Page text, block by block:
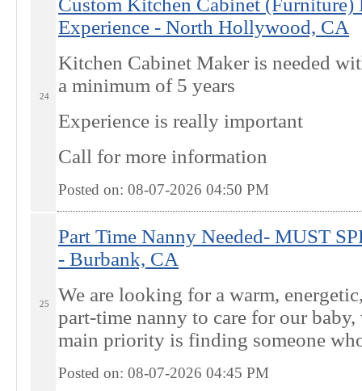
24
Custom Kitchen Cabinet (Furniture)
Experience - North Hollywood, CA
Kitchen Cabinet Maker is needed
a minimum of 5 years
Experience is really important
Call for more information
Posted on: 08-07-2026 04:50 PM
25
Part Time Nanny Needed- MUST
- Burbank, CA
We are looking for a warm,
part-time nanny to care for our
main priority is finding someone
Posted on: 08-07-2026 04:45 PM